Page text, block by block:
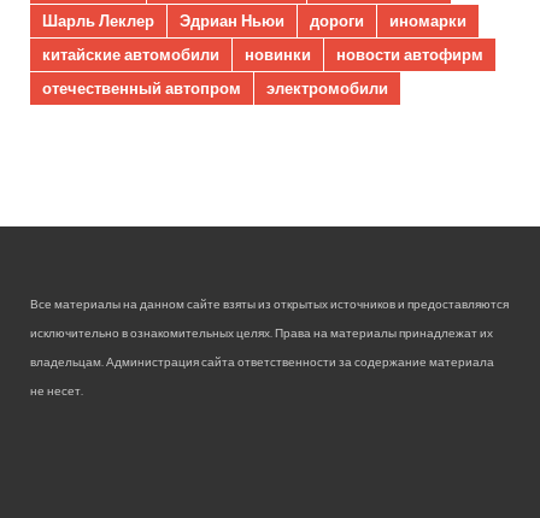
Шарль Леклер
Эдриан Ньюи дороги
иномарки
китайские автомобили
новинки
новости автофирм
отечественный автопром
электромобили
Все материалы на данном сайте взяты из открытых источников и предоставляются
исключительно в ознакомительных целях. Права на материалы принадлежат их
владельцам. Администрация сайта ответственности за содержание материала
не несет.